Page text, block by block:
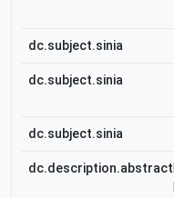
dc.subject.sinia
dc.subject.sinia
dc.subject.sinia
dc.description.abstract